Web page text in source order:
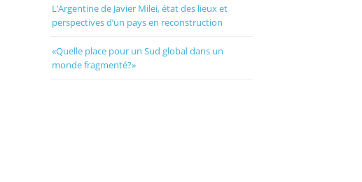
L’Argentine de Javier Milei, état des lieux et
perspectives d’un pays en reconstruction
«Quelle place pour un Sud global dans un
monde fragmenté?»